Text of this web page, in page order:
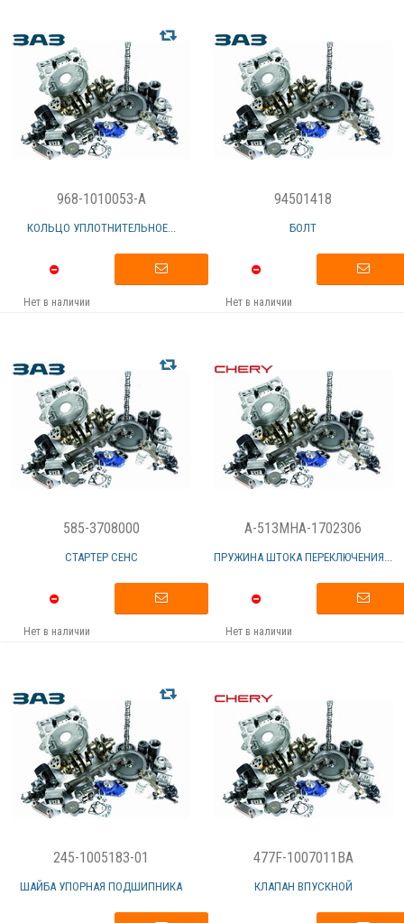
968-1010053-A
КОЛЬЦО УПЛОТНИТЕЛЬНОЕ...
Нет в наличии
94501418
БОЛТ
Нет в наличии
585-3708000
СТАРТЕР СЕНС
Нет в наличии
A-513MHA-1702306
ПРУЖИНА ШТОКА ПЕРЕКЛЮЧЕНИЯ...
Нет в наличии
245-1005183-01
ШАЙБА УПОРНАЯ ПОДШИПНИКА
477F-1007011BA
КЛАПАН ВПУСКНОЙ